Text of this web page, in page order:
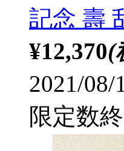
記念 壽
¥12,370(
2021/08/
限定数